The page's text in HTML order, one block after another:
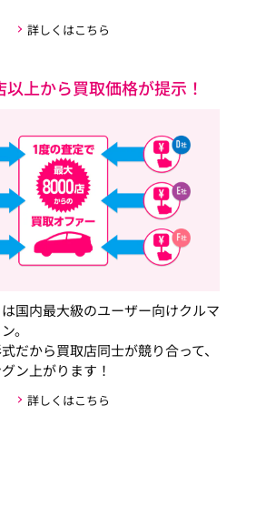
詳しくはこちら
以上から買取価格が提示！
国内最大級のユーザー向けクルマ
。
だから買取店同士が競り合って、
ン上がります！
詳しくはこちら